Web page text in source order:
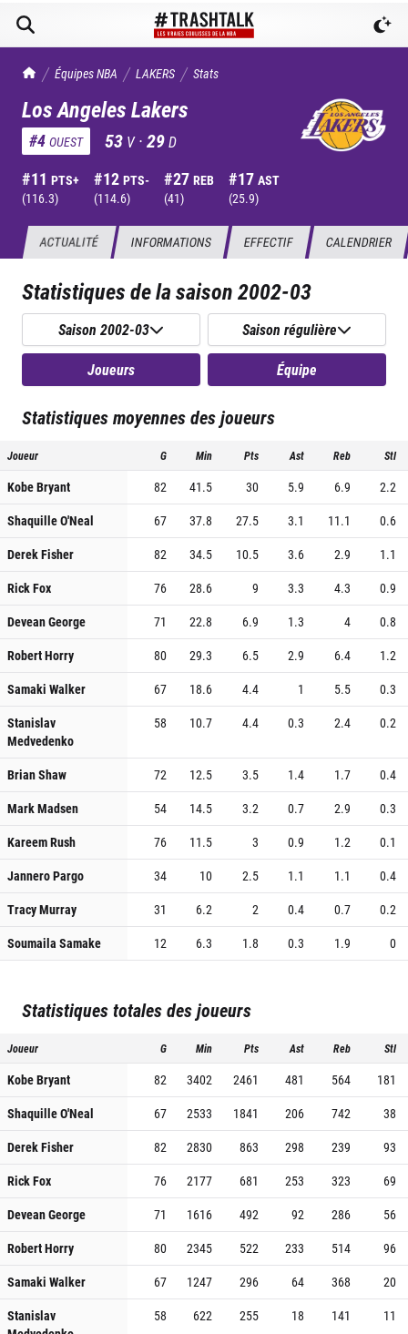
TrashTalk Actu NBA
Équipes NBA LAKERS Stats
Los Angeles Lakers
#4 OUEST 53 V ·29D
#11 PTS+
(116.3)
#12 PTS-
(114.6)
#27 REB
(41)
#17 AST
(25.9)
ACTUALITÉ INFORMATIONS EFFECTIF CALENDRIER
Statistiques de la saison2002-03
Saison 2002-03 Saison régulière
Joueurs Équipe
Statistiques moyennes des joueurs
Joueur G Min Pts Ast Reb Stl
Kobe Bryant 82 41.5 30 5.9 6.9
2.2
Shaquille O'Neal
67 37.8 27.5 3.1 11.1
0.6
Derek Fisher
82 34.5 10.5 3.6 2.9
1.1
Rick Fox
76 28.6 9 3.3 4.3
0.9
Devean George
71 22.8 6.9 1.3 4
0.8
Robert Horry
80 29.3 6.5 2.9 6.4
1.2
Samaki Walker
67 18.6 4.4 1 5.5
0.3
Stanislav
Medvedenko
58 10.7 4.4 0.3 2.4 0.2
Brian Shaw 72 12.5 3.5 1.4 1.7
0.4
Mark Madsen
54 14.5 3.2 0.7 2.9
0.3
Kareem Rush
76 11.5 3 0.9 1.2
0.1
Jannero Pargo
34 10 2.5 1.1 1.1
0.4
Tracy Murray
31 6.2 2 0.4 0.7
0.2
Soumaila Samake
12 6.3 1.8 0.3 1.9 0
Statistiques totales des joueurs
Joueur G Min Pts Ast Reb Stl
Kobe Bryant 82 3402 2461 481 564
181
Shaquille O'Neal
67 2533 1841 206 742
38
Derek Fisher
82 2830 863 298 239
93
Rick Fox
76 2177 681 253 323
69
Devean George
71 1616 492 92 286
56
Robert Horry
80 2345 522 233 514
96
Samaki Walker
67 1247 296 64 368
20
Stanislav
58 622 255 18 141 11